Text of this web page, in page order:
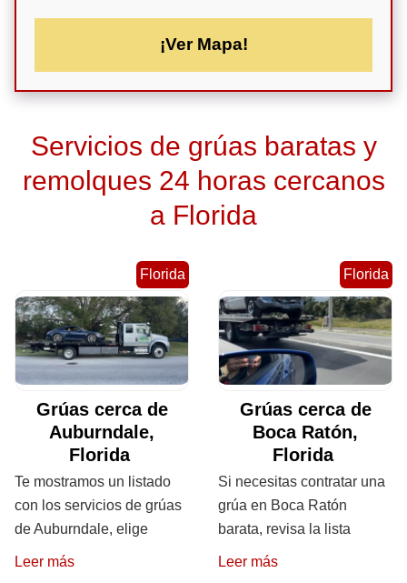
¡Ver Mapa!
Servicios de grúas baratas y
remolques 24 horas cercanos
a Florida
Florida
Grúas cerca de
Auburndale,
Florida
Te mostramos un listado
con los servicios de grúas
de Auburndale, elige
Leer más
Florida
Grúas cerca de
Boca Ratón,
Florida
Si necesitas contratar una
grúa en Boca Ratón
barata, revisa la lista
Leer más